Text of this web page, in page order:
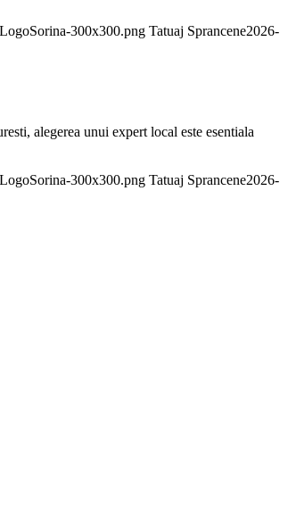
300x300.png Tatuaj Sprancene2026-
alegerea unui expert local este esentiala
300x300.png Tatuaj Sprancene2026-